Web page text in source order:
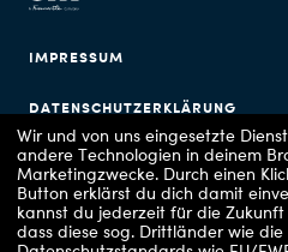
IMPRESSUM
DATENSCHUTZERKLÄRUNG
COOKIE EINSTELLUNGEN
Wir und von uns eingesetzte
andere Technologien in deinem
Marketingzwecke. Durch einen
Button erklärst du dich damit
kannst du jederzeit für die
dass diese sog. Drittländer wie